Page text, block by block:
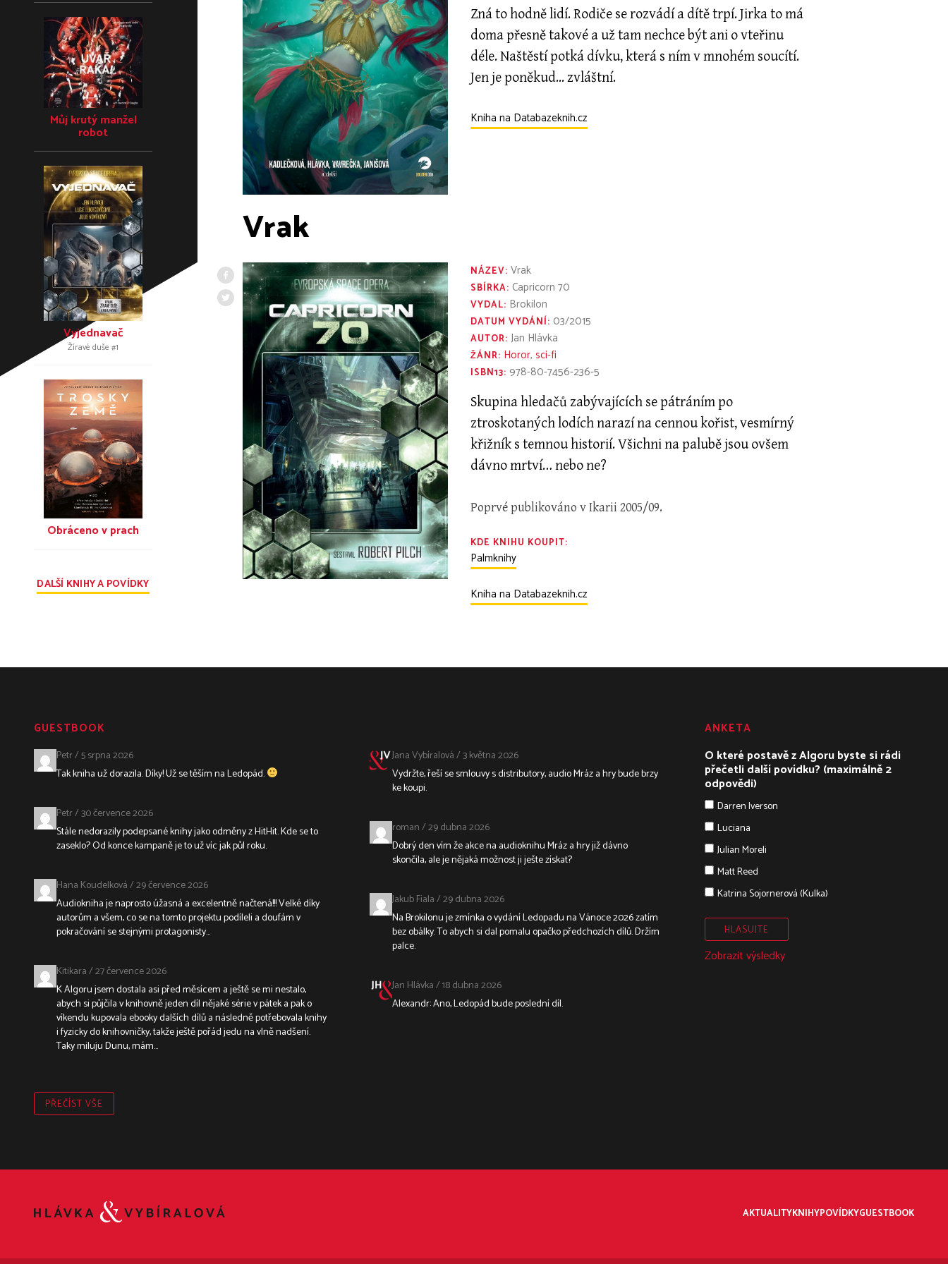
Zná to hodně lidí. Rodiče se rozvádí a dítě trpí. Jirka to má
doma přesně takové a už tam nechce být ani o vteřinu
déle. Naštěstí potká dívku, která s ním v mnohém soucítí.
Jen je poněkud... zvláštní.
Kniha na Databazeknih.cz
Vrak
NÁZEV: Vrak
SBÍRKA: Capricorn 70
VYDAL: Brokilon
DATUM VYDÁNÍ: 03/2015
AUTOR: Jan Hlávka
ŽÁNR: Horor,sci-fi
ISBN13: 978-80-7456-236-5
Skupina hledačů zabývajících se pátráním po
ztroskotaných lodích narazí na cennou kořist, vesmírný
křižník s temnou historií. Všichni na palubě jsou ovšem
dávno mrtví… nebo ne?
Poprvé publikováno v Ikarii 2005/09.
KDE KNIHU KOUPIT:
Palmknihy
Kniha na Databazeknih.cz
Můj krutý manžel
robot
Vyjednavač
Žíravé duše #1
Obráceno v prach
DALŠÍ KNIHY A POVÍDKY
GUESTBOOK
Petr/5 srpna 2026
Tak kniha už dorazila. Díky! Už se těším na Ledopád.
Petr/30 července 2026
Stále nedorazily podepsané knihy jako odměny z HitHit. Kde se to
zaseklo? Od konce kampaně je to už víc jak půl roku.
Hana Koudelková/29 července 2026
Audiokniha je naprosto úžasná a excelentně načtená!!! Velké díky
autorům a všem, co se na tomto projektu podíleli a doufám v
pokračování se stejnými protagonisty...
Kitikara/27 července 2026
K Algoru jsem dostala asi před měsícem a ještě se mi nestalo,
abych si půjčila v knihovně jeden díl nějaké série v pátek a pak o
víkendu kupovala ebooky dalších dílů a následně potřebovala knihy
i fyzicky do knihovničky, takže ještě pořád jedu na vlně nadšení.
Taky miluju Dunu, mám...
Jana Vybíralová/3 května 2026
Vydržte, řeší se smlouvy s distributory, audio Mráz a hry bude brzy
ke koupi.
roman/29 dubna 2026
Dobrý den vím že akce na audioknihu Mráz a hry již dávno
skončila, ale je nějaká možnost ji ješte získat?
Jakub Fiala/29 dubna 2026
Na Brokilonu je zmínka o vydání Ledopadu na Vánoce 2026 zatím
bez obálky. To abych si dal pomalu opačko předchozích dílů. Držím
palce.
Jan Hlávka/18 dubna 2026
Alexandr: Ano, Ledopád bude poslední díl.
PŘEČÍST VŠE
ANKETA
O které postavě z Algoru byste si rádi
přečetli další povídku? (maximálně 2
odpovědi)
Darren Iverson
Luciana
Julian Moreli
Matt Reed
Katrina Sojornerová (Kulka)
Zobrazit výsledky
AKTUALITYKNIHYPOVÍDKYGUESTBOOK